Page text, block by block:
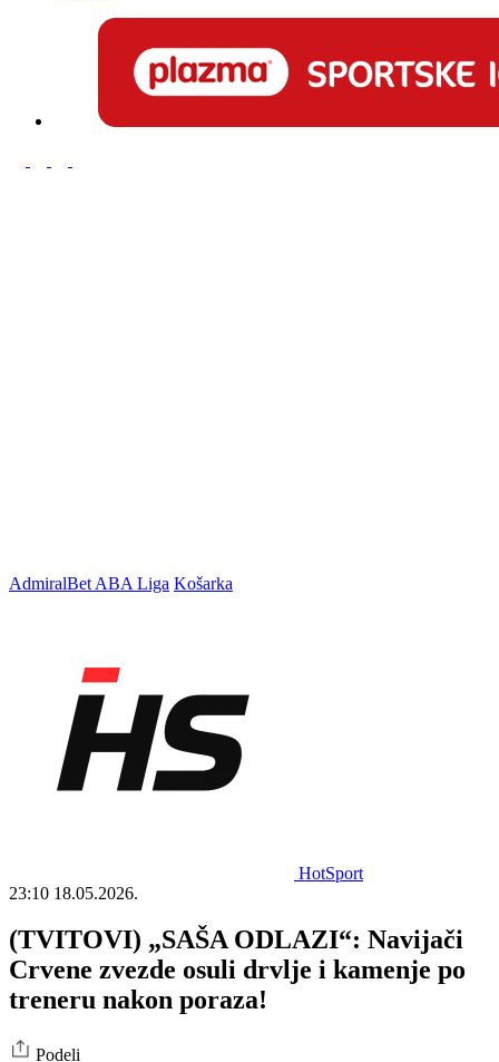
AdmiralBet ABA Liga Košarka
HotSport
23:10 18.05.2026.
(TVITOVI) „SAŠA ODLAZI“: Navijači
Crvene zvezde osuli drvlje i kamenje po
treneru nakon poraza!
Podeli